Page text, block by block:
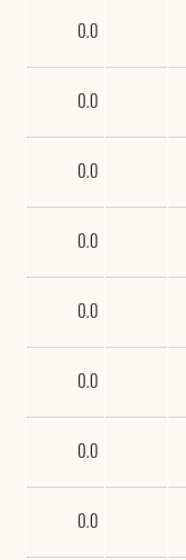
0.0
0.0
0.0
0.0
0.0
0.0
0.0
0.0